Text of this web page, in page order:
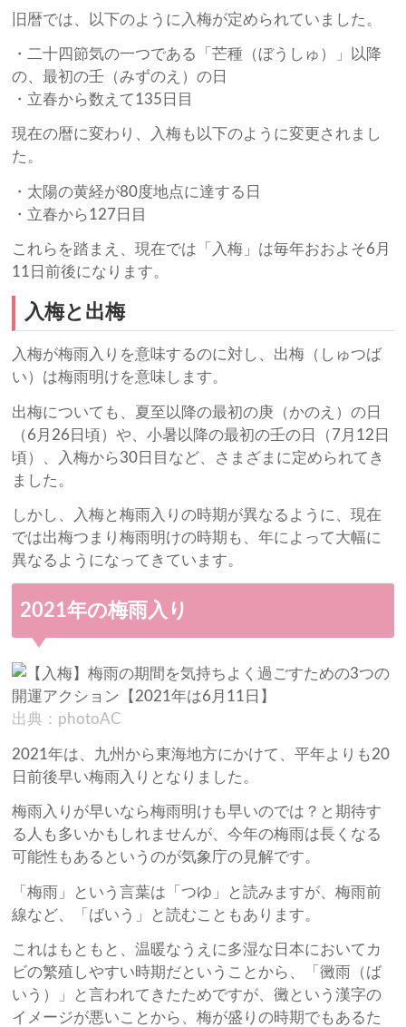
旧暦では、以下のように入梅が定められていました。
・二十四節気の一つである「芒種（ぼうしゅ）」以降
の、最初の壬（みずのえ）の日
・立春から数えて135日目
現在の暦に変わり、入梅も以下のように変更されまし
た。
・太陽の黄経が80度地点に達する日
・立春から127日目
これらを踏まえ、現在では「入梅」は毎年おおよそ6月
11日前後になります。
入梅と出梅
入梅が梅雨入りを意味するのに対し、出梅（しゅつば
い）は梅雨明けを意味します。
出梅についても、夏至以降の最初の庚（かのえ）の日
（6月26日頃）や、小暑以降の最初の壬の日（7月12日
頃）、入梅から30日目など、さまざまに定められてき
ました。
しかし、入梅と梅雨入りの時期が異なるように、現在
では出梅つまり梅雨明けの時期も、年によって大幅に
異なるようになってきています。
2021年の梅雨入り
出典：photoAC
2021年は、九州から東海地方にかけて、平年よりも20
日前後早い梅雨入りとなりました。
梅雨入りが早いなら梅雨明けも早いのでは？と期待す
る人も多いかもしれませんが、今年の梅雨は長くなる
可能性もあるというのが気象庁の見解です。
「梅雨」という言葉は「つゆ」と読みますが、梅雨前
線など、「ばいう」と読むこともあります。
これはもともと、温暖なうえに多湿な日本においてカ
ビの繁殖しやすい時期だということから、「黴雨（ば
いう）」と言われてきたためですが、黴という漢字の
イメージが悪いことから、梅が盛りの時期でもあるた